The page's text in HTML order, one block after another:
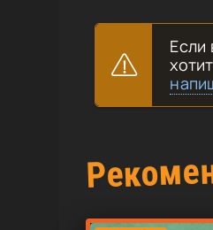
Если